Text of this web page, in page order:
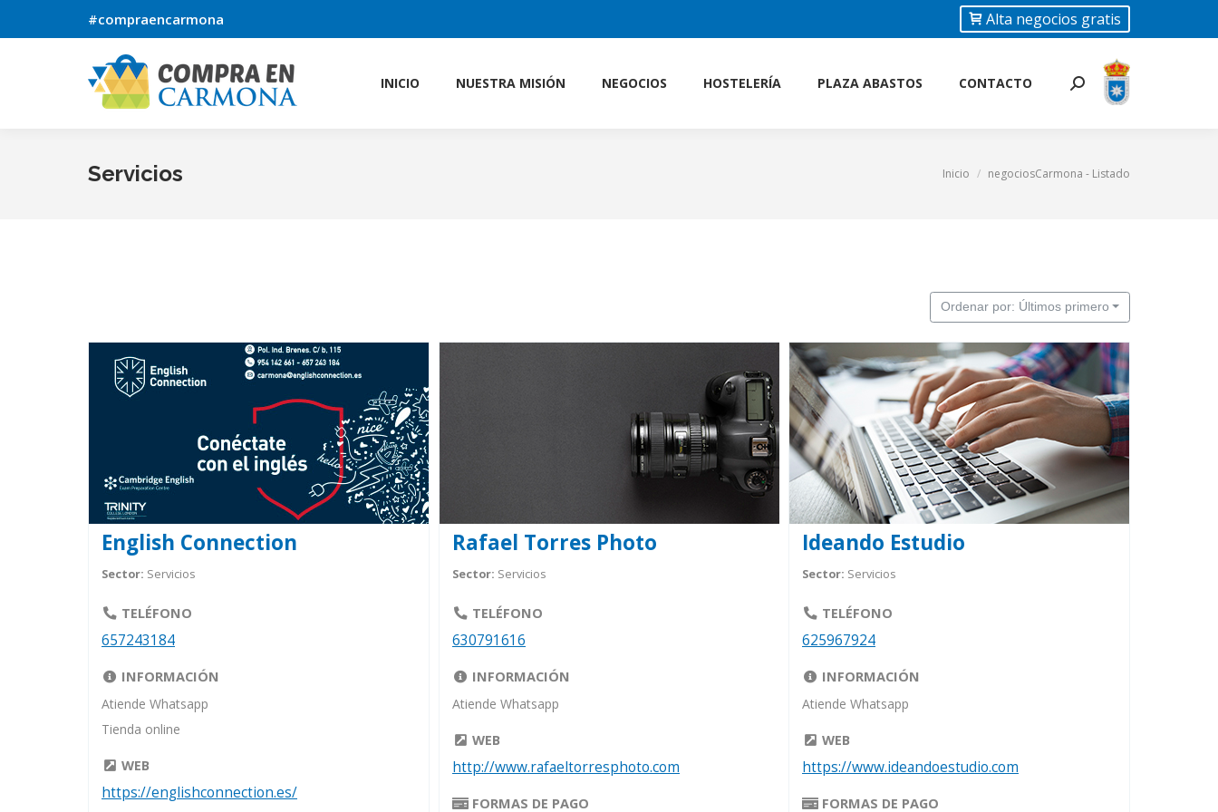
#compraencarmona Alta negocios gratis
INICIO NUESTRA MISIÓN NEGOCIOS HOSTELERÍA PLAZA ABASTOS CONTACTO Buscar:
Servicios Estás aquí:
Inicio negociosCarmona - Listado
Ordenar por: Últimos primero
English Connection
Sector: Servicios
TELÉFONO
657243184
INFORMACIÓN
Atiende Whatsapp
Tienda online
WEB
https://englishconnection.es/
Rafael Torres Photo
Sector: Servicios
TELÉFONO
630791616
INFORMACIÓN
Atiende Whatsapp
WEB
http://www.rafaeltorresphoto.com
FORMAS DE PAGO
Ideando Estudio
Sector: Servicios
TELÉFONO
625967924
INFORMACIÓN
Atiende Whatsapp
WEB
https://www.ideandoestudio.com
FORMAS DE PAGO
CONTACTO Buscar: